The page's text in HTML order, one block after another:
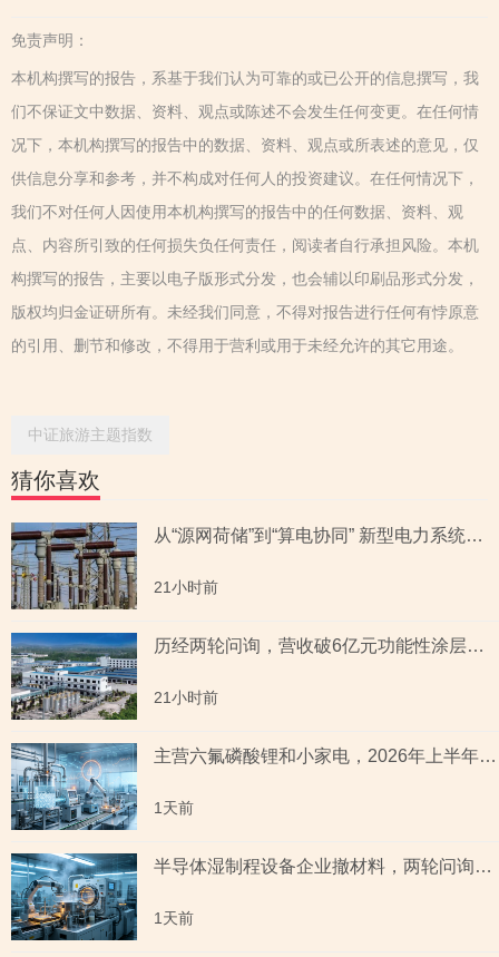
免责声明：
本机构撰写的报告，系基于我们认为可靠的或已公开的信息撰写，我
们不保证文中数据、资料、观点或陈述不会发生任何变更。在任何情
况下，本机构撰写的报告中的数据、资料、观点或所表述的意见，仅
供信息分享和参考，并不构成对任何人的投资建议。在任何情况下，
我们不对任何人因使用本机构撰写的报告中的任何数据、资料、观
点、内容所引致的任何损失负任何责任，阅读者自行承担风险。本机
构撰写的报告，主要以电子版形式分发，也会辅以印刷品形式分发，
版权均归金证研所有。未经我们同意，不得对报告进行任何有悖原意
的引用、删节和修改，不得用于营利或用于未经允许的其它用途。
中证旅游主题指数
猜你喜欢
从“源网荷储”到“算电协同” 新型电力系统指数全景透视六大赛道
21小时前
历经两轮问询，营收破6亿元功能性涂层材料企业“撤稿”，应收账款坏账计提充分性及销售费用率低于同行均值合理性遭“连环问”
21小时前
主营六氟磷酸锂和小家电，2026年上半年预测盈利超2亿元，虚增收入被ST背后子公司未完成业绩承诺
1天前
半导体湿制程设备企业撤材料，两轮问询聚焦收入确认时点准确性，原材料采购公允性引关注
1天前